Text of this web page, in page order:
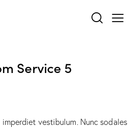
Service 5
vestibulum. Nunc sodales